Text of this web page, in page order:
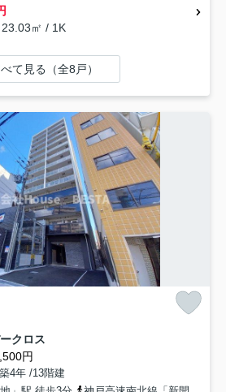
㎡ / 1K
て見る（全8戸）
クロス
円
4年 /13階建